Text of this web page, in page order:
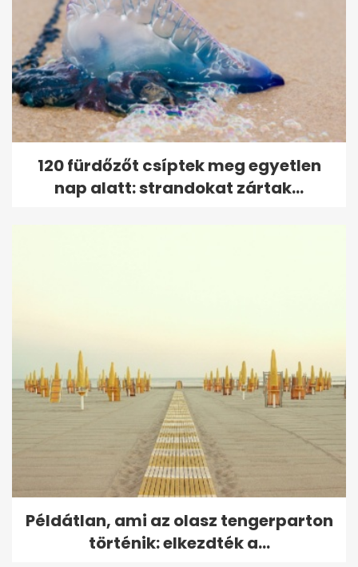
120 fürdőzőt csíptek meg egyetlen
nap alatt: strandokat zártak...
Példátlan, ami az olasz tengerparton
történik: elkezdték a...